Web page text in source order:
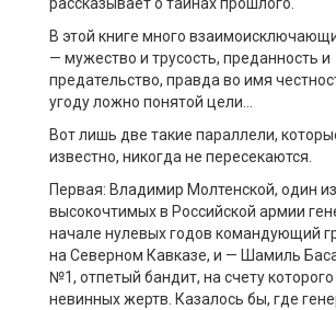
В этой книге много
— мужество и трусость, преданность и
предательство, правда во имя
угоду ложно понятой цели…
Вот лишь две такие параллели,
известно, никогда не пересекаются.
Первая: Владимир Молтенской, один
высокочтимых в Российской армии
начале нулевых годов командующий
на Северном Кавказе, и — Шамиль
№1, отпетый бандит, на счету
невинных жертв. Казалось бы, где